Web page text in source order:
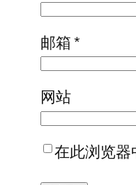
邮箱*
网站
在此浏览器